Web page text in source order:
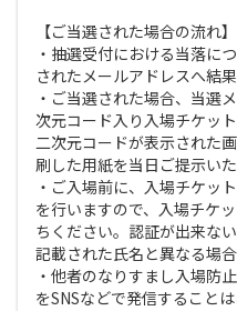
【ご当選された場合の流れ】
・抽選受付における当落に
されたメールアドレスへ結
・ご当選された場合、当選
次元コード入り入場チケッ
二次元コードが表示された
刷した用紙を当日ご提示いた
・ご入場前に、入場チケッ
を行いますので、入場チケ
ちください。認証が出来な
記載された氏名と異なる場
・他者のなりすまし入場防
をSNSなどで発信することは